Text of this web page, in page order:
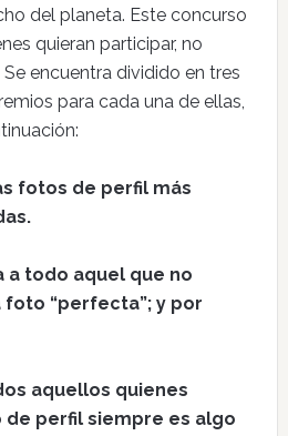
del planeta. Este concurso
quieran participar, no
encuentra dividido en tres
para cada una de ellas,
fotos de perfil más
a todo aquel que no
foto “perfecta”; y por
aquellos quienes
de perfil siempre es algo